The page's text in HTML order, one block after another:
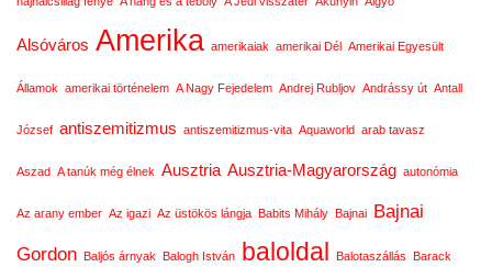
Alsóváros Amerika amerikaiak amerikai Dél Amerikai Egyesült
Államok amerikai történelem A Nagy Fejedelem Andrej Rubljov Andrássy út Antall
József antiszemitizmus antiszemitizmus-vita Aquaworld arab tavasz
Aszad A tanúk még élnek Ausztria Ausztria-Magyarország autonómia
Az arany ember Az igazi Az üstökös lángja Babits Mihály Bajnai Bajnai
Gordon Baljós árnyak Balogh István baloldal Balotaszállás Barack